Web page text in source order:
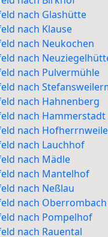
nach Glashütte
nach Klause
nach Neukochen
nach
nach Pulvermühle
nach
nach Hahnenberg
nach Hammerstadt
nach
nach Lauchhof
nach Mädle
nach Mantelhof
nach Neßlau
nach Oberrombach
nach Pompelhof
nach Rauental